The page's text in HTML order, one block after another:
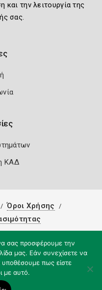
την λειτουργία της
σας.
ΚΑΔ
Όροι Χρήσης
σας προσφέρουμε την
μας. Εάν συνεχίσετε να
υποθέσουμε πως είστε
με αυτό.